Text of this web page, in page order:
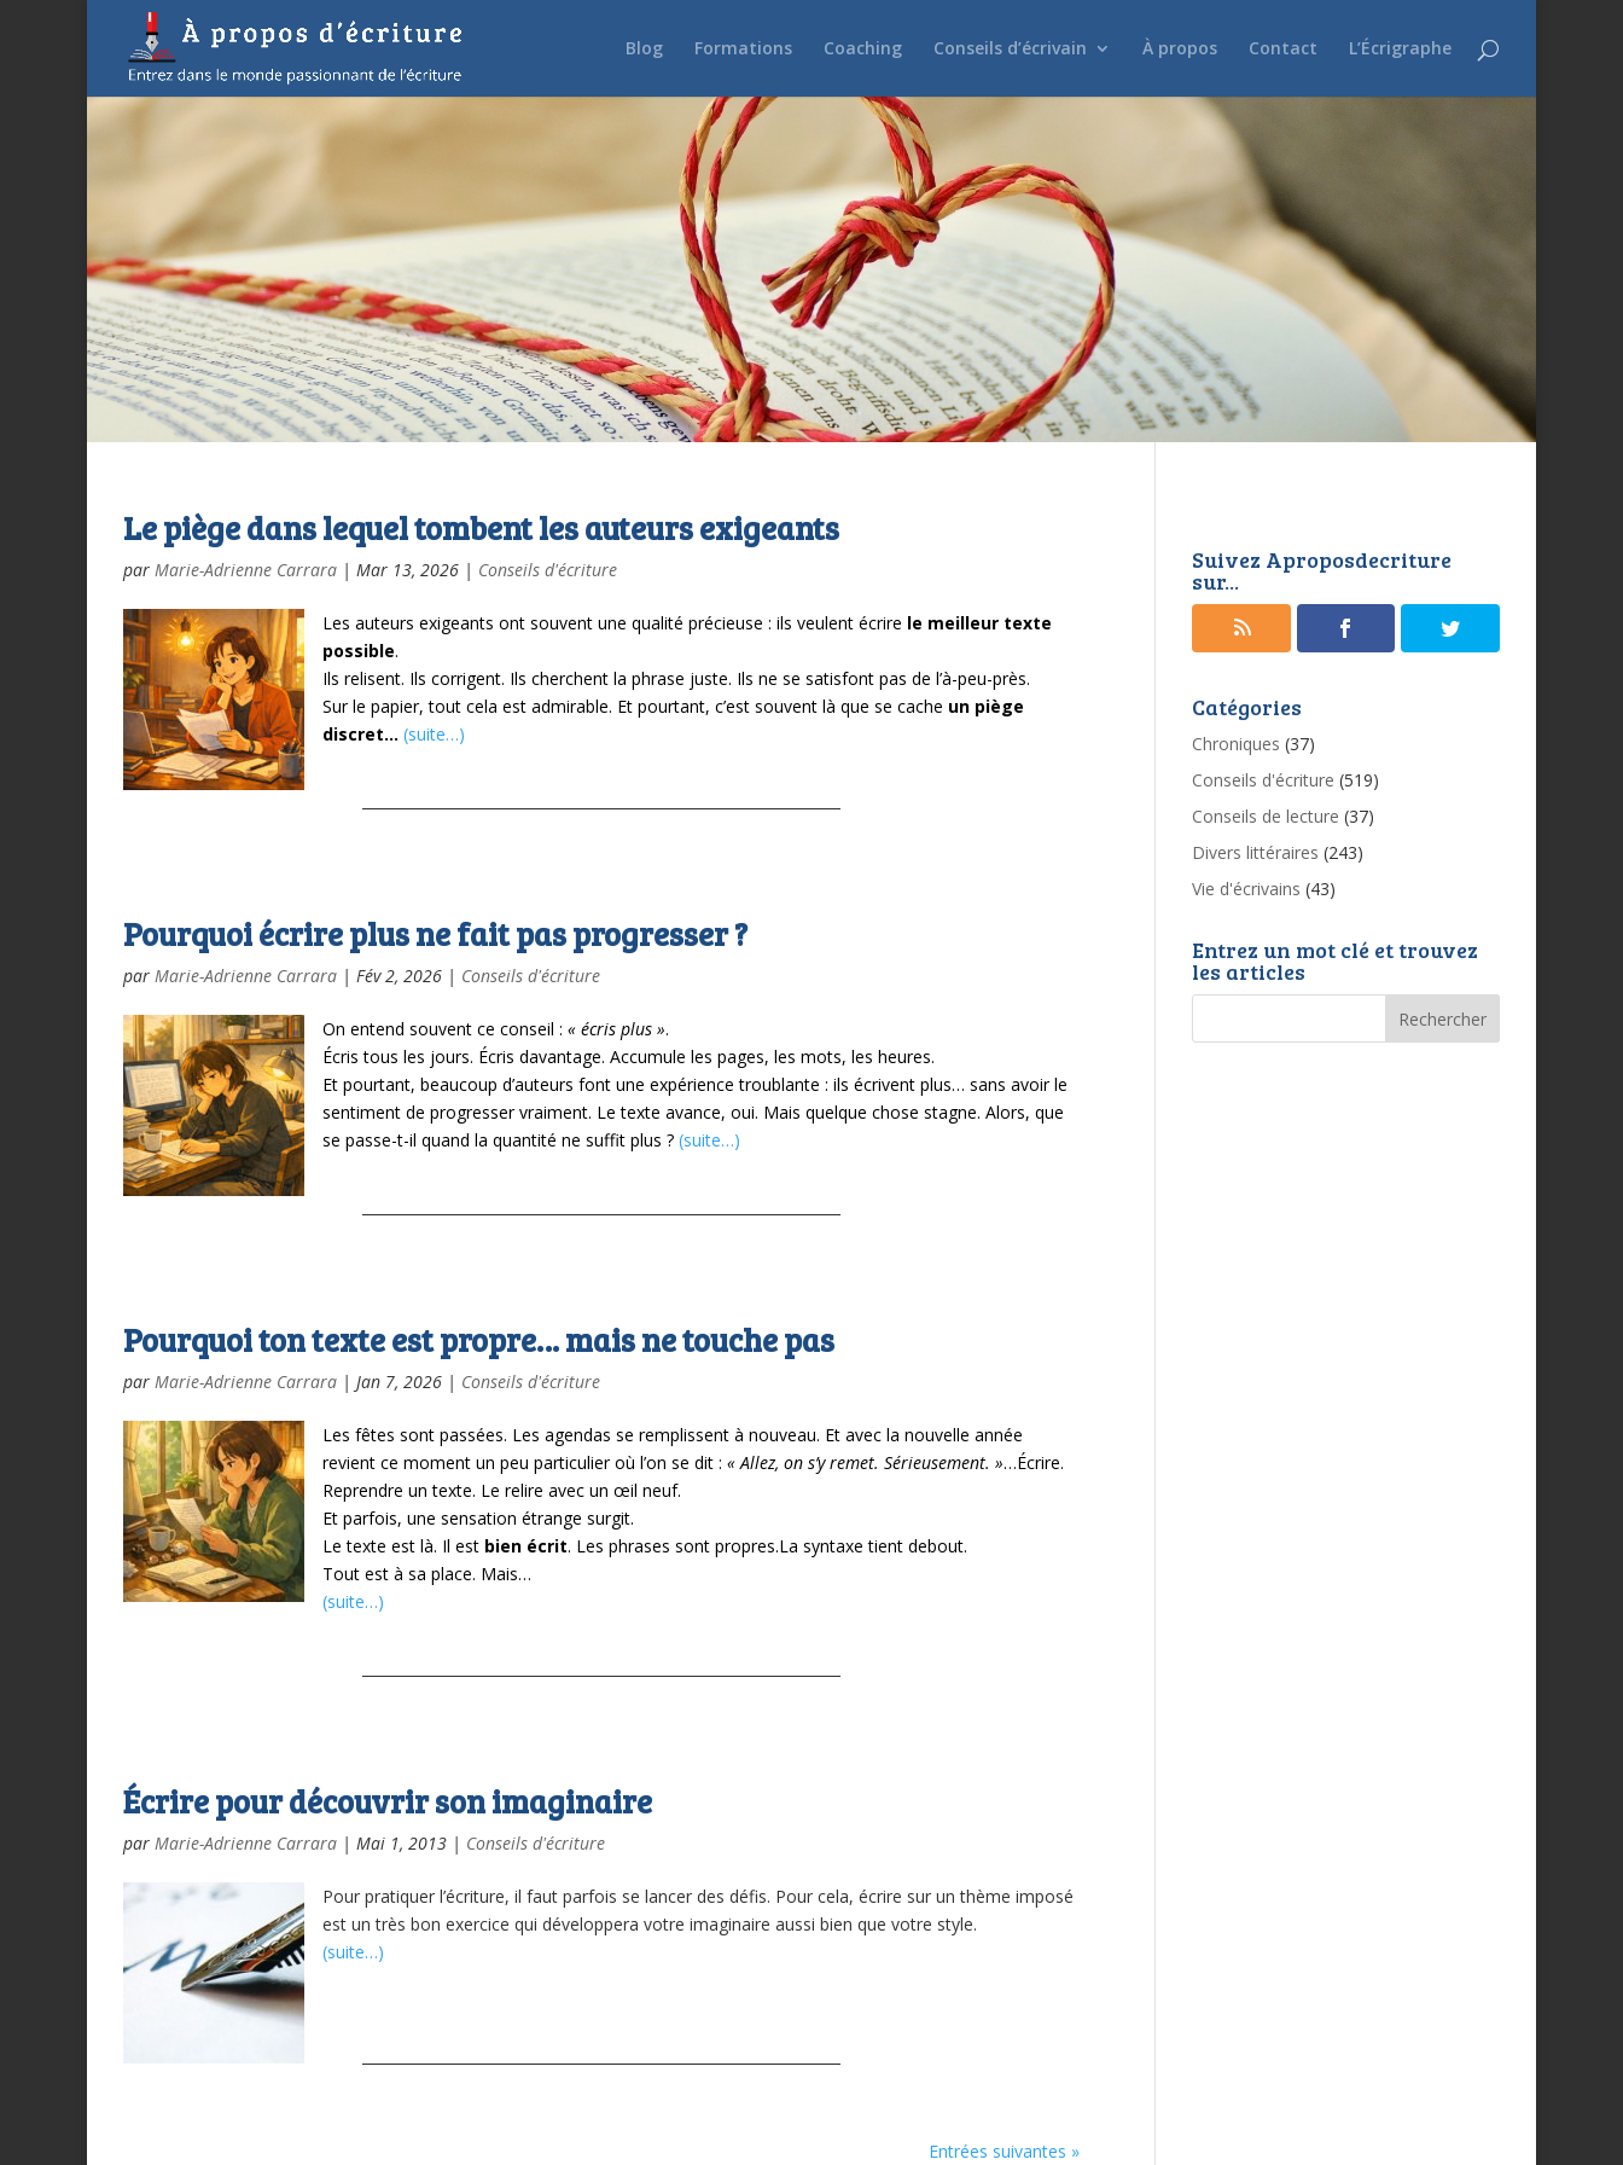
Blog Formations Coaching Conseils d’écrivain À propos Contact L’Écrigraphe
Le piège dans lequel tombent les auteurs exigeants
par Marie-Adrienne Carrara | Mar 13, 2026 | Conseils d'écriture
Les auteurs exigeants ont souvent une qualité précieuse : ils veulent écrire le meilleur texte
possible.
Ils relisent. Ils corrigent. Ils cherchent la phrase juste. Ils ne se satisfont pas de l’à-peu-près.
Sur le papier, tout cela est admirable. Et pourtant, c’est souvent là que se cache un piège
discret… (suite…)
Pourquoi écrire plus ne fait pas progresser ?
par Marie-Adrienne Carrara | Fév 2, 2026 | Conseils d'écriture
On entend souvent ce conseil : « écris plus ».
Écris tous les jours. Écris davantage. Accumule les pages, les mots, les heures.
Et pourtant, beaucoup d’auteurs font une expérience troublante : ils écrivent plus… sans avoir le
sentiment de progresser vraiment. Le texte avance, oui. Mais quelque chose stagne. Alors, que
se passe-t-il quand la quantité ne suffit plus ? (suite…)
Pourquoi ton texte est propre… mais ne touche pas
par Marie-Adrienne Carrara | Jan 7, 2026 | Conseils d'écriture
Les fêtes sont passées. Les agendas se remplissent à nouveau. Et avec la nouvelle année
revient ce moment un peu particulier où l’on se dit : « Allez, on s’y remet. Sérieusement. »…Écrire.
Reprendre un texte. Le relire avec un œil neuf.
Et parfois, une sensation étrange surgit.
Le texte est là. Il est bien écrit. Les phrases sont propres.La syntaxe tient debout.
Tout est à sa place. Mais…
(suite…)
Écrire pour découvrir son imaginaire
par Marie-Adrienne Carrara | Mai 1, 2013 | Conseils d'écriture
Pour pratiquer l’écriture, il faut parfois se lancer des défis. Pour cela, écrire sur un thème imposé
est un très bon exercice qui développera votre imaginaire aussi bien que votre style.
(suite…)
Entrées suivantes »
Suivez Aproposdecriture
sur...
Catégories
Chroniques (37)
Conseils d'écriture (519)
Conseils de lecture (37)
Divers littéraires (243)
Vie d'écrivains (43)
Entrez un mot clé et trouvez
les articles